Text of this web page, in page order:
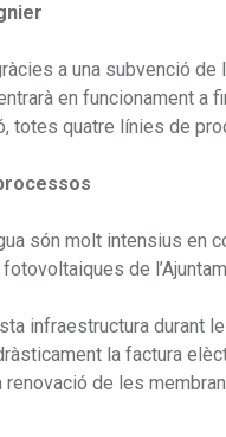
a una subvenció de
en funcionament
totes quatre línies de
són molt intensius en
de
infraestructura
la factura
renovació de les